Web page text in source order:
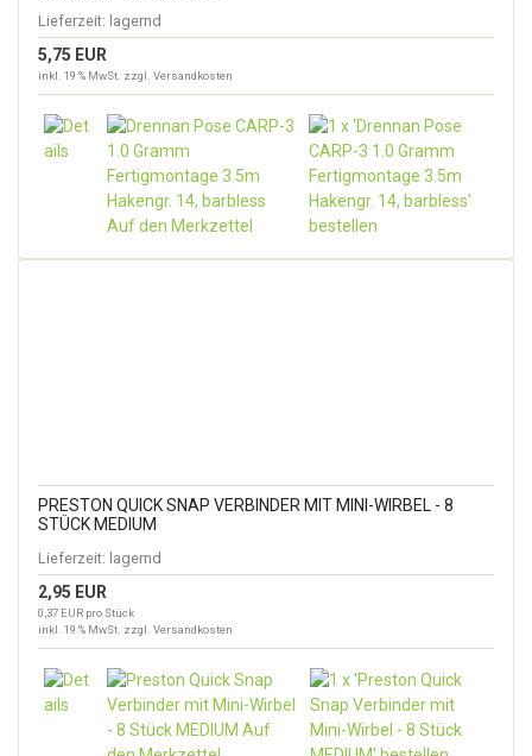
Lieferzeit: lagernd
5,75 EUR
inkl. 19 % MwSt. zzgl. Versandkosten
PRESTON QUICK SNAP VERBINDER MIT MINI-WIRBEL - 8
STÜCK MEDIUM
Lieferzeit: lagernd
2,95 EUR
0,37 EUR pro Stück
inkl. 19 % MwSt. zzgl. Versandkosten